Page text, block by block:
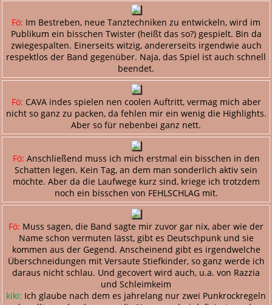
Fö: Im Bestreben, neue Tanztechniken zu entwickeln, wird im
Publikum ein bisschen Twister (heißt das so?) gespielt. Bin da
zwiegespalten. Einerseits witzig, andererseits irgendwie auch
respektlos der Band gegenüber. Naja, das Spiel ist auch schnell
beendet.
Fö: CAVA indes spielen nen coolen Auftritt, vermag mich aber
nicht so ganz zu packen, da fehlen mir ein wenig die Highlights.
Aber so für nebenbei ganz nett.
Fö: Anschließend muss ich mich erstmal ein bisschen in den
Schatten legen. Kein Tag, an dem man sonderlich aktiv sein
möchte. Aber da die Laufwege kurz sind, kriege ich trotzdem
noch ein bisschen von FEHLSCHLAG mit.
Fö: Muss sagen, die Band sagte mir zuvor gar nix, aber wie der
Name schon vermuten lässt, gibt es Deutschpunk und sie
kommen aus der Gegend. Anscheinend gibt es irgendwelche
Überschneidungen mit Versaute Stiefkinder, so ganz werde ich
daraus nicht schlau. Und gecovert wird auch, u.a. von Razzia
und Schleimkeim
kiki: Ich glaube nach dem es jahrelang nur zwei Punkrockregeln